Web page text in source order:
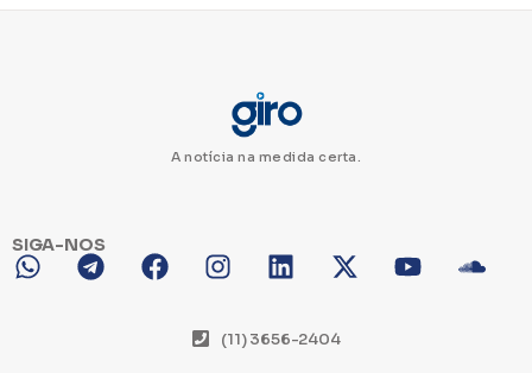
A notícia na medida certa.
SIGA-NOS
(11) 3656-2404